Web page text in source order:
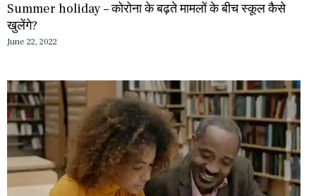
Summer holiday – कोरोना के बढ़ते मामलों के बीच स्कूल कैसे
खुलेंगे?
June 22, 2022